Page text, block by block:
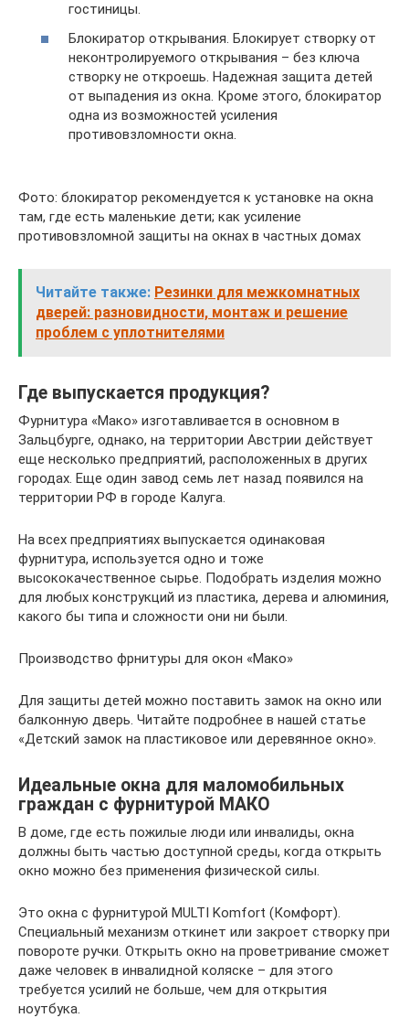
гостиницы.
Блокиратор открывания. Блокирует створку от
неконтролируемого открывания – без ключа
створку не откроешь. Надежная защита детей
от выпадения из окна. Кроме этого, блокиратор
одна из возможностей усиления
противовзломности окна.
Фото: блокиратор рекомендуется к установке на окна
там, где есть маленькие дети; как усиление
противовзломной защиты на окнах в частных домах
Читайте также: Резинки для межкомнатных
дверей: разновидности, монтаж и решение
проблем с уплотнителями
Где выпускается продукция?
Фурнитура «Мако» изготавливается в основном в
Зальцбурге, однако, на территории Австрии действует
еще несколько предприятий, расположенных в других
городах. Еще один завод семь лет назад появился на
территории РФ в городе Калуга.
На всех предприятиях выпускается одинаковая
фурнитура, используется одно и тоже
высококачественное сырье. Подобрать изделия можно
для любых конструкций из пластика, дерева и алюминия,
какого бы типа и сложности они ни были.
Производство фрнитуры для окон «Мако»
Для защиты детей можно поставить замок на окно или
балконную дверь. Читайте подробнее в нашей статье
«Детский замок на пластиковое или деревянное окно».
Идеальные окна для маломобильных
граждан с фурнитурой МАКО
В доме, где есть пожилые люди или инвалиды, окна
должны быть частью доступной среды, когда открыть
окно можно без применения физической силы.
Это окна с фурнитурой MULTI Komfort (Комфорт).
Специальный механизм откинет или закроет створку при
повороте ручки. Открыть окно на проветривание сможет
даже человек в инвалидной коляске – для этого
требуется усилий не больше, чем для открытия
ноутбука.